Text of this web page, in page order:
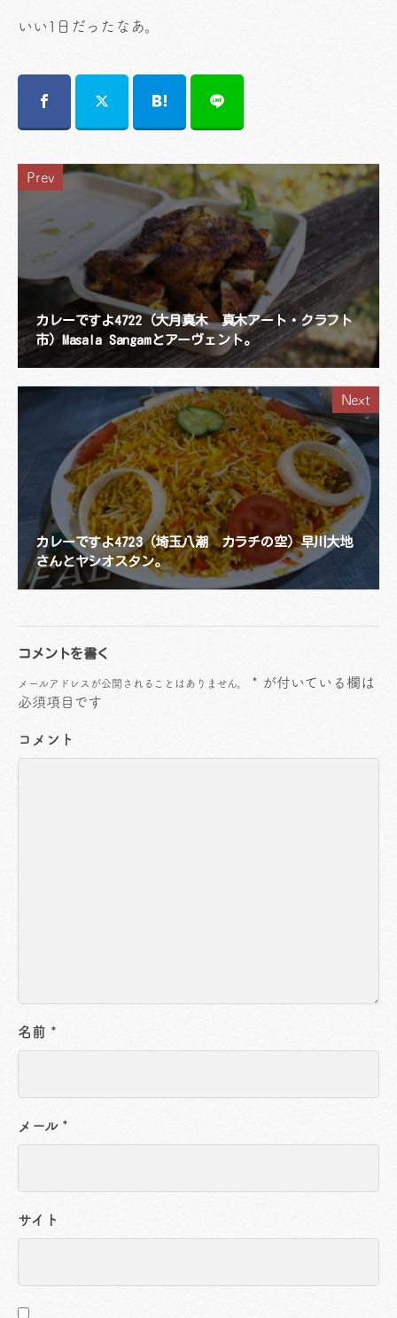
いい1日だったなあ。
Prev
カレーですよ4722（大月真木 真木アート・クラフト
市）Masala Sangamとアーヴェント。
Next
カレーですよ4723（埼玉八潮 カラチの空）早川大地
さんとヤシオスタン。
コメントを書く
メールアドレスが公開されることはありません。 * が付いている欄は
必須項目です
コメント
名前 *
メール *
サイト